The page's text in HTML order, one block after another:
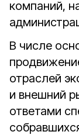
компаний,
В числе
отраслей
и внешний
ответами